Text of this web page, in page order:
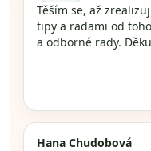
Těším se, až
tipy a radami od
a odborné rady.
Hana Chudobová